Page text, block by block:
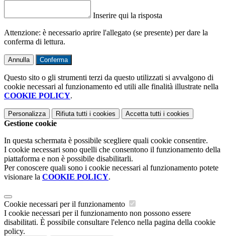
Inserire qui la risposta
Attenzione: è necessario aprire l'allegato (se presente) per dare la
conferma di lettura.
Annulla Conferma
Questo sito o gli strumenti terzi da questo utilizzati si avvalgono di
cookie necessari al funzionamento ed utili alle finalità illustrate nella
COOKIE POLICY.
Personalizza Rifiuta tutti i cookies Accetta tutti i cookies
Gestione cookie
In questa schermata è possibile scegliere quali cookie consentire.
I cookie necessari sono quelli che consentono il funzionamento della
piattaforma e non è possibile disabilitarli.
Per conoscere quali sono i cookie necessari al funzionamento potete
visionare la COOKIE POLICY.
Cookie necessari per il funzionamento
I cookie necessari per il funzionamento non possono essere
disabilitati. È possibile consultare l'elenco nella pagina della cookie
policy.